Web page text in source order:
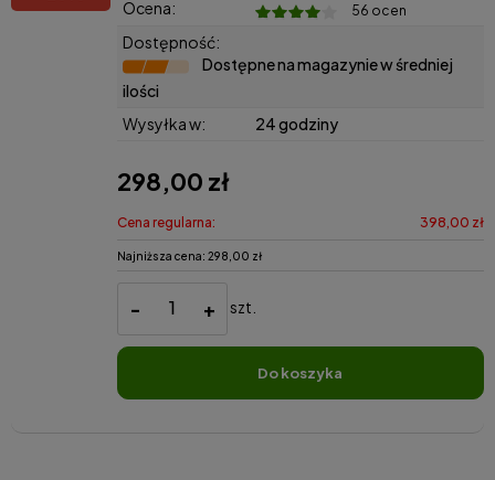
Ocena: 56 ocen
Dostępność:
Dostępne na magazynie w średniej
ilości
Wysyłka w:
24 godziny
298,00 zł
Cena regularna: 398,00 zł
Najniższa cena: 298,00 zł
- + szt.
do koszyka